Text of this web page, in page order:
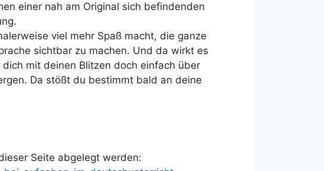
einer nah am Original sich befindenden
viel mehr Spaß macht, die ganze
sichtbar zu machen. Und da wirkt es
mit deinen Blitzen doch einfach über
Da stößt du bestimmt bald an deine
Seite abgelegt werden: